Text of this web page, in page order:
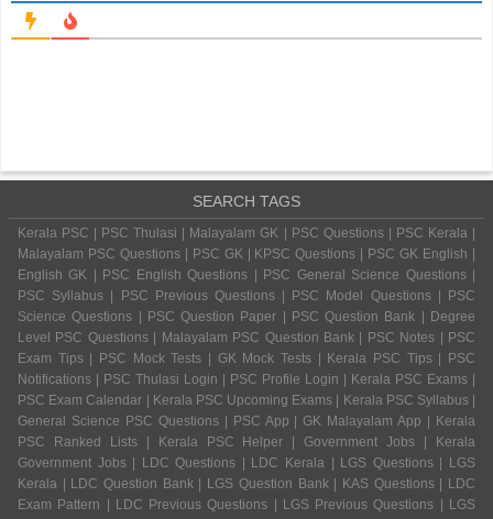
SEARCH TAGS
Kerala PSC | PSC Thulasi | Malayalam GK | PSC Questions | PSC Kerala |
Malayalam PSC Questions | PSC GK | KPSC Questions | PSC GK English |
English GK | PSC English Questions | PSC General Science Questions |
PSC Syllabus | PSC Previous Questions | PSC Model Questions | PSC
Science Questions | PSC Question Paper | PSC Question Bank | Degree
Level PSC Questions | Malayalam PSC Question Bank | PSC Notes | PSC
Exam Tips | PSC Mock Tests | GK Mock Tests | Kerala PSC Tips | PSC
Notifications | PSC Thulasi Login | PSC Profile Login | Kerala PSC Exams |
PSC Exam Calendar | Kerala PSC Upcoming Exams | Kerala PSC Syllabus |
General Science PSC Questions | PSC App | GK Malayalam App | Kerala
PSC Ranked Lists | Kerala PSC Helper | Government Jobs | Kerala
Government Jobs | LDC Questions | LDC Kerala | LGS Questions | LGS
Kerala | LDC Question Bank | LGS Question Bank | KAS Questions | LDC
Exam Pattern | LDC Previous Questions | LGS Previous Questions | LGS